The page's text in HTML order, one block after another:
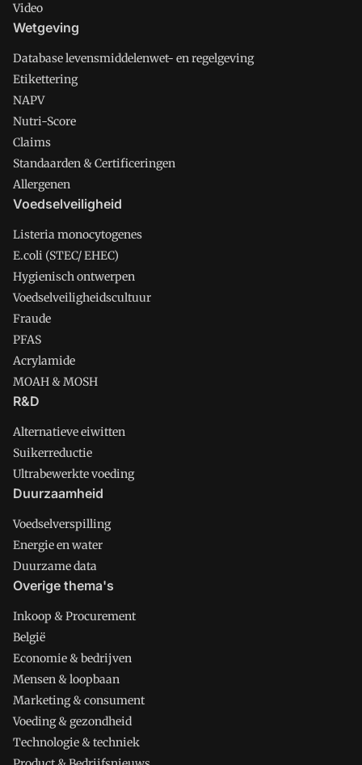
Video
Wetgeving
Database levensmiddelenwet- en regelgeving
Etikettering
NAPV
Nutri-Score
Claims
Standaarden & Certificeringen
Allergenen
Voedselveiligheid
Listeria monocytogenes
E.coli (STEC/ EHEC)
Hygienisch ontwerpen
Voedselveiligheidscultuur
Fraude
PFAS
Acrylamide
MOAH & MOSH
R&D
Alternatieve eiwitten
Suikerreductie
Ultrabewerkte voeding
Duurzaamheid
Voedselverspilling
Energie en water
Duurzame data
Overige thema's
Inkoop & Procurement
België
Economie & bedrijven
Mensen & loopbaan
Marketing & consument
Voeding & gezondheid
Technologie & techniek